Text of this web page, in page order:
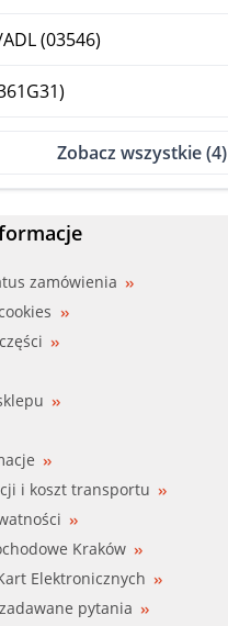
(03546)
Zobacz wszystkie (4)
zamówienia
i koszt transportu
Kraków
Elektronicznych
pytania